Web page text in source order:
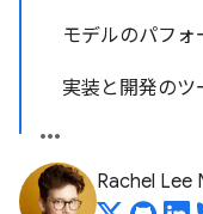
モデルのパフ
実装と開発のツ
Rachel Lee